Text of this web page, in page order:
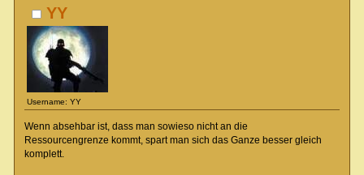
YY
Username: YY
Wenn absehbar ist, dass man sowieso nicht an die
Ressourcengrenze kommt, spart man sich das Ganze besser gleich
komplett.